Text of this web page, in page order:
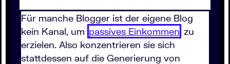
Für manche Blogger ist der eigene Blog
kein Kanal, um passives Einkommen zu
erzielen. Also konzentrieren sie sich
stattdessen auf die Generierung von